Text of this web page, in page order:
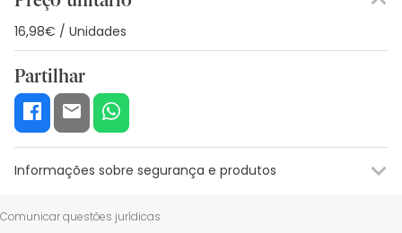
16,98€ / Unidades
Partilhar
Informações sobre segurança e produtos
Recursos de segurança visual
Comunicar questões jurídicas